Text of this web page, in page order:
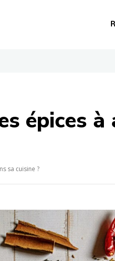
épices à
sa cuisine ?